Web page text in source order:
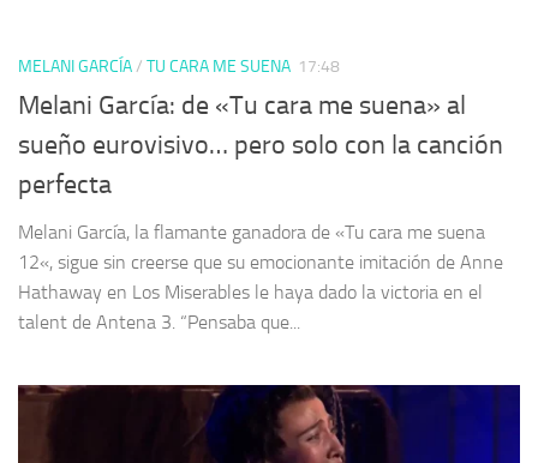
MELANI GARCÍA/ TU CARA ME SUENA 17:48
Melani García: de «Tu cara me suena» al
sueño eurovisivo… pero solo con la canción
perfecta
Melani García, la flamante ganadora de «Tu cara me suena
12«, sigue sin creerse que su emocionante imitación de Anne
Hathaway en Los Miserables le haya dado la victoria en el
talent de Antena 3. “Pensaba que...